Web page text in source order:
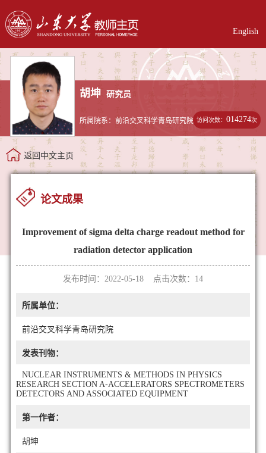
English
胡坤 研究员
所属院系：前沿交叉科学青岛研究院 访问次数：014274次
返回中文主页
论文成果
Improvement of sigma delta charge readout method for
radiation detector application
发布时间：2022-05-18 点击次数： 14
所属单位：
前沿交叉科学青岛研究院
发表刊物：
NUCLEAR INSTRUMENTS & METHODS IN PHYSICS
RESEARCH SECTION A-ACCELERATORS SPECTROMETERS
DETECTORS AND ASSOCIATED EQUIPMENT
第一作者：
胡坤